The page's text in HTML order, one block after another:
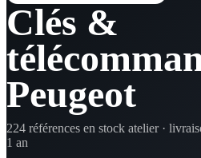
Clés &
Peugeot
224 références en stock atelier ·
1 an